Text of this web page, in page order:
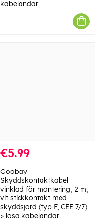
kabeländar
€5.99
Goobay
Skyddskontaktkabel
vinklad för montering, 2 m,
vit stickkontakt med
skyddsjord (typ F, CEE 7/7)
> lösa kabeländar